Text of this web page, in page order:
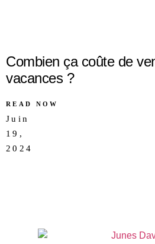
Combien ça coûte de
vacances ?
READ NOW
Juin
19,
2024